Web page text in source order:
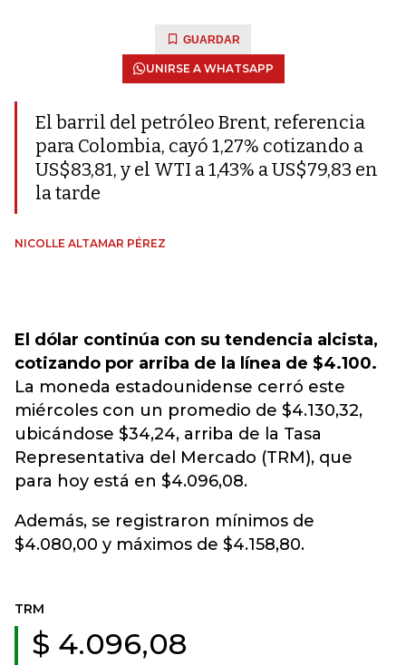
GUARDAR
UNIRSE A WHATSAPP
El barril del petróleo Brent, referencia
para Colombia, cayó 1,27% cotizando a
US$83,81, y el WTI a 1,43% a US$79,83 en
la tarde
NICOLLE ALTAMAR PÉREZ
El dólar continúa con su tendencia alcista,
cotizando por arriba de la línea de $4.100.
La moneda estadounidense cerró este
miércoles con un promedio de $4.130,32,
ubicándose $34,24, arriba de la Tasa
Representativa del Mercado (TRM), que
para hoy está en $4.096,08.
Además, se registraron mínimos de
$4.080,00 y máximos de $4.158,80.